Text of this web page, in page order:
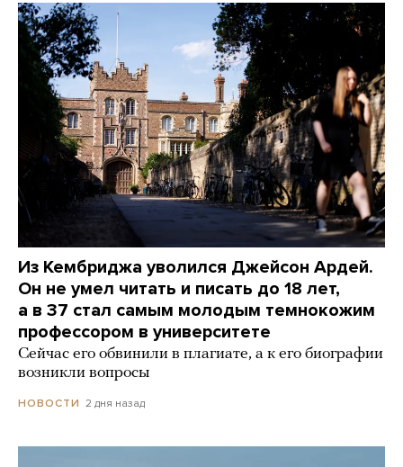
Из Кембриджа уволился Джейсон Ардей.
Он не умел читать и писать до 18 лет,
а в 37 стал самым молодым темнокожим
профессором в университете
Сейчас его обвинили в плагиате, а к его биографии
возникли вопросы
НОВОСТИ 2 дня назад